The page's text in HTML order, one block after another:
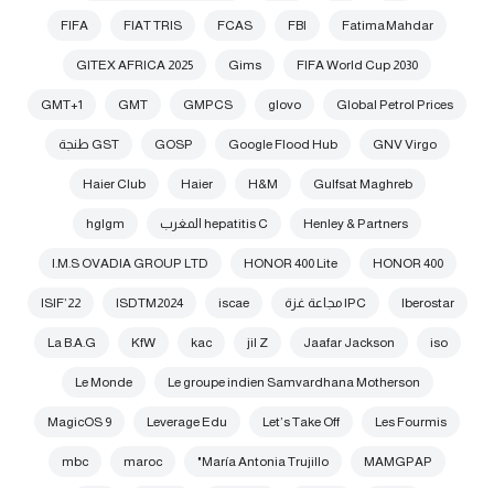
Fatima Mahdar
FBI
FCAS
FIAT TRIS
FIFA
FIFA World Cup 2030
Gims
GITEX AFRICA 2025
Global Petrol Prices
glovo
GMPCS
GMT
GMT+1
GNV Virgo
Google Flood Hub
GOSP GST طنجة
Gulfsat Maghreb
H&M
Haier
Haier Club
Henley & Partners hepatitis C المغرب hglgm
HONOR 400
HONOR 400 Lite
I.M.S OVADIA GROUP LTD
Iberostar IPC مجاعة غزة iscae
ISDTM2024
ISIF’22
iso
Jaafar Jackson
jil Z
kac
KfW
La B.A.G
Le groupe indien Samvardhana Motherson
Le Monde
Les Fourmis
Let’s Take Off
Leverage Edu
MagicOS 9
MAMGPAP
María Antonia Trujillo"
maroc
mbc